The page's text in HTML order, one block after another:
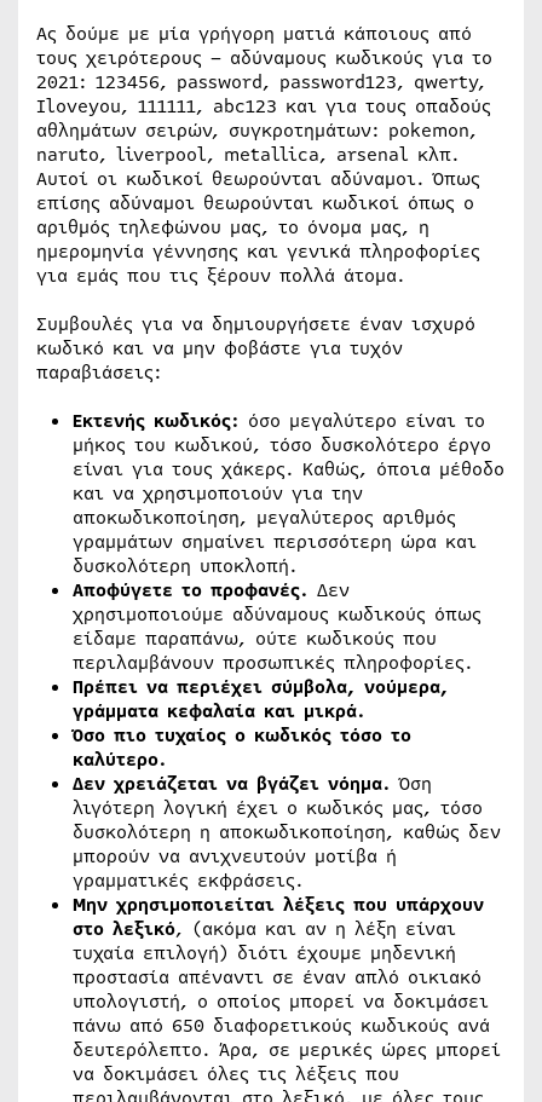
Ας δούμε με μία γρήγορη ματιά κάποιους από
τους χειρότερους – αδύναμους κωδικούς για το
2021: 123456, password, password123, qwerty,
Iloveyou, 111111, abc123 και για τους οπαδούς
αθλημάτων σειρών, συγκροτημάτων: pokemon,
naruto, liverpool, metallica, arsenal κλπ.
Αυτοί οι κωδικοί θεωρούνται αδύναμοι. Όπως
επίσης αδύναμοι θεωρούνται κωδικοί όπως ο
αριθμός τηλεφώνου μας, το όνομα μας, η
ημερομηνία γέννησης και γενικά πληροφορίες
για εμάς που τις ξέρουν πολλά άτομα.
Συμβουλές για να δημιουργήσετε έναν ισχυρό
κωδικό και να μην φοβάστε για τυχόν
παραβιάσεις:
Εκτενής κωδικός: όσο μεγαλύτερο είναι το
μήκος του κωδικού, τόσο δυσκολότερο έργο
είναι για τους χάκερς. Καθώς, όποια μέθοδο
και να χρησιμοποιούν για την
αποκωδικοποίηση, μεγαλύτερος αριθμός
γραμμάτων σημαίνει περισσότερη ώρα και
δυσκολότερη υποκλοπή.
Αποφύγετε το προφανές. Δεν
χρησιμοποιούμε αδύναμους κωδικούς όπως
είδαμε παραπάνω, ούτε κωδικούς που
περιλαμβάνουν προσωπικές πληροφορίες.
Πρέπει να περιέχει σύμβολα, νούμερα,
γράμματα κεφαλαία και μικρά.
Όσο πιο τυχαίος ο κωδικός τόσο το
καλύτερο.
Δεν χρειάζεται να βγάζει νόημα. Όση
λιγότερη λογική έχει ο κωδικός μας, τόσο
δυσκολότερη η αποκωδικοποίηση, καθώς δεν
μπορούν να ανιχνευτούν μοτίβα ή
γραμματικές εκφράσεις.
Μην χρησιμοποιείται λέξεις που υπάρχουν
στο λεξικό, (ακόμα και αν η λέξη είναι
τυχαία επιλογή) διότι έχουμε μηδενική
προστασία απέναντι σε έναν απλό οικιακό
υπολογιστή, ο οποίος μπορεί να δοκιμάσει
πάνω από 650 διαφορετικούς κωδικούς ανά
δευτερόλεπτο. Άρα, σε μερικές ώρες μπορεί
να δοκιμάσει όλες τις λέξεις που